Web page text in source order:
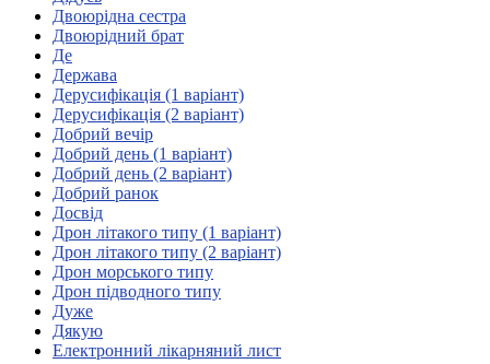
Всеукраїнська молодіжна Рада УТОГ
Молодіжні лідери УТОГ
Мережа УТОГ
Підприємства УТОГ
Рекорди УТОГ
Видання УТОГ
Звіти
Посилання сторінок УТОГ
Контакти
Навчальні програми
Дошкільна освіта
Загальна освіта
Для абітурієнтів
Уроки
Географія
Двоюрідна сестра
Двоюрідний брат
Де
Держава
Дерусифікація (1 варіант)
Дерусифікація (2 варіант)
Добрий вечір
Добрий день (1 варіант)
Добрий день (2 варіант)
Добрий ранок
Досвід
Дрон літакого типу (1 варіант)
Дрон літакого типу (2 варіант)
Дрон морського типу
Дрон підводного типу
Дуже
Дякую
Електронний лікарняний лист